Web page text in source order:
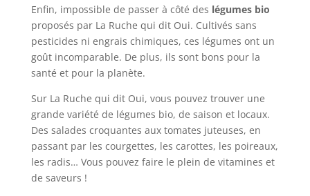
Enfin, impossible de passer à côté des légumes bio
proposés par La Ruche qui dit Oui. Cultivés sans
pesticides ni engrais chimiques, ces légumes ont un
goût incomparable. De plus, ils sont bons pour la
santé et pour la planète.
Sur La Ruche qui dit Oui, vous pouvez trouver une
grande variété de légumes bio, de saison et locaux.
Des salades croquantes aux tomates juteuses, en
passant par les courgettes, les carottes, les poireaux,
les radis… Vous pouvez faire le plein de vitamines et
de saveurs !